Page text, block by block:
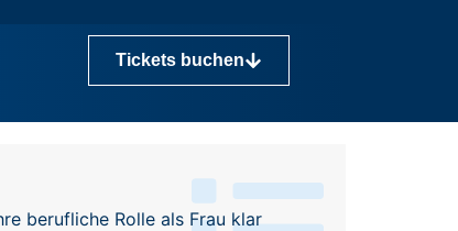
Tickets buchen
berufliche Rolle als Frau klar